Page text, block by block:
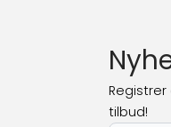
tilbud!